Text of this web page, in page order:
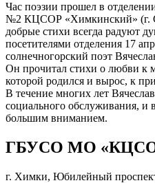
Час поэзии прошел в
№2 КЦСОР «Химкинский» (г.
добрые стихи всегда радуют
посетителями отделения 17
солнечногорский поэт
Он прочитал стихи о любви к
которой родился и вырос, к
В течение многих лет
социального обслуживания, и
большим вниманием.
ГБУСО МО
г. Химки, Юбилейный